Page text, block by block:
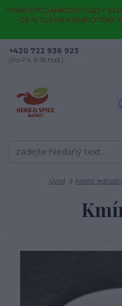
!!!!AKCE!!!! DÁRKOVÉ SADY
–25 % SLEVA
+420 722 936 923
(Po-Pá, 8-16 hod.)
Úvod Koření